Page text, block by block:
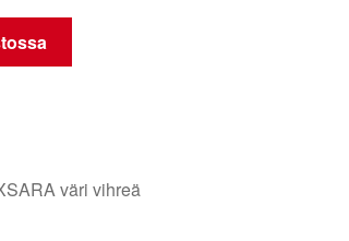
väri vihreä